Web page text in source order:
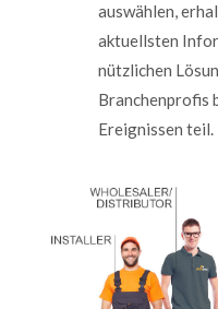
auswählen,
aktuellsten
nützlichen
Branchenprofis
Ereignissen teil.